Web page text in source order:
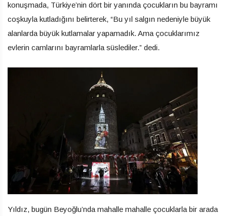
konuşmada, Türkiye’nin dört bir yanında çocukların bu bayramı
coşkuyla kutladığını belirterek, “Bu yıl salgın nedeniyle büyük
alanlarda büyük kutlamalar yapamadık. Ama çocuklarımız
evlerin camlarını bayramlarla süslediler.” dedi.
Yıldız, bugün Beyoğlu’nda mahalle mahalle çocuklarla bir arada